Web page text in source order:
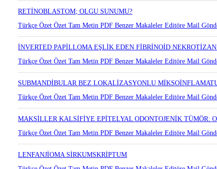
RETİNOBLASTOM; OLGU SUNUMU?
Türkçe ÖzetÖzetTam MetinPDFBenzer MakalelerEditöre Mail
İNVERTED PAPİLLOMA EŞLİK EDEN FİBRİNOİD
Türkçe ÖzetÖzetTam MetinPDFBenzer MakalelerEditöre Mail
SUBMANDİBULAR BEZ LOKALİZASYONLU
Türkçe ÖzetÖzetTam MetinPDFBenzer MakalelerEditöre Mail
MAKSİLLER KALSİFİYE EPİTELYAL ODONTOJENİK TÜMÖR:
Türkçe ÖzetÖzetTam MetinPDFBenzer MakalelerEditöre Mail
LENFANJİOMA SİRKUMSKRİPTUM